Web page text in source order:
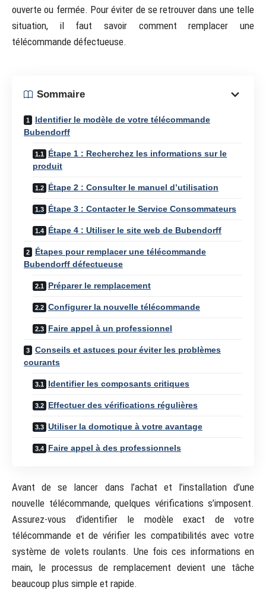
ouverte ou fermée. Pour éviter de se retrouver dans une telle
situation, il faut savoir comment remplacer une
télécommande défectueuse.
Sommaire
Identifier le modèle de votre télécommande
Bubendorff
Étape 1 : Recherchez les informations sur le
produit
Étape 2 : Consulter le manuel d’utilisation
Étape 3 : Contacter le Service Consommateurs
Étape 4 : Utiliser le site web de Bubendorff
Étapes pour remplacer une télécommande
Bubendorff défectueuse
Préparer le remplacement
Configurer la nouvelle télécommande
Faire appel à un professionnel
Conseils et astuces pour éviter les problèmes
courants
Identifier les composants critiques
Effectuer des vérifications régulières
Utiliser la domotique à votre avantage
Faire appel à des professionnels
Avant de se lancer dans l’achat et l’installation d’une
nouvelle télécommande, quelques vérifications s’imposent.
Assurez-vous d’identifier le modèle exact de votre
télécommande et de vérifier les compatibilités avec votre
système de volets roulants. Une fois ces informations en
main, le processus de remplacement devient une tâche
beaucoup plus simple et rapide.